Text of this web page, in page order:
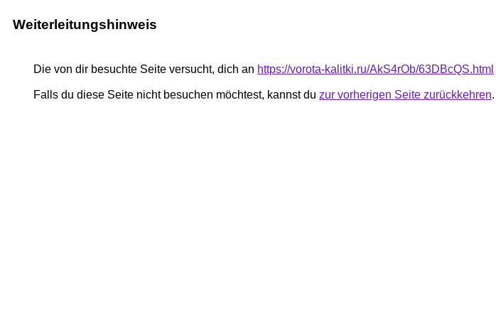
Weiterleitungshinweis
Die von dir besuchte Seite versucht, dich an https://vorota-kalitki.ru/AkS4rOb/63DBcQS.html
Falls du diese Seite nicht besuchen möchtest, kannst du zur vorherigen Seite zurückkehren.